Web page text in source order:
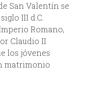
San Valentín se
III d.C.
Romano,
Claudio II
los jóvenes
matrimonio